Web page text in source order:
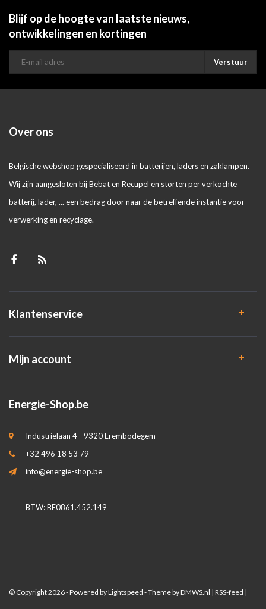
Blijf op de hoogte van laatste nieuws,
ontwikkelingen en kortingen
Verstuur
Over ons
Belgische webshop gespecialiseerd in batterijen, laders en zaklampen.
Wij zijn aangesloten bij Bebat en Recupel en storten per verkochte
batterij, lader, ... een bedrag door naar de betreffende instantie voor
verwerking en recyclage.
Klantenservice
Mijn account
Energie-Shop.be
Industrielaan 4 - 9320 Erembodegem
+32 496 18 53 79
info@energie-shop.be
BTW: BE0861.452.149
© Copyright 2026 - Powered byLightspeed - Theme byDMWS.nl | RSS-feed |